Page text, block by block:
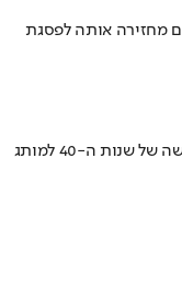
מחזירה אותה לפסגת
איך אסם הפכה את תקופת הצנע והמחסור הקשה של שנות ה-40 למותג